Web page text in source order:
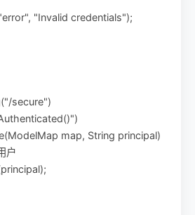
"Invalid credentials");
secure")
map, String principal)
户